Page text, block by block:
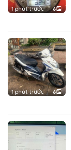
1 phút trước 6
1 phút trước 6